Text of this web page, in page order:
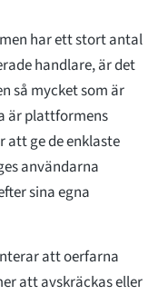
har ett stort antal
handlare, är det
så mycket som är
är plattformens
ge de enklaste
användarna
sina egna
att oerfarna
att avskräckas eller